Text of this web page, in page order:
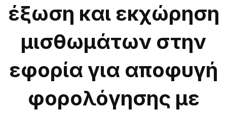
έξωση και εκχώρηση
μισθωμάτων στην
εφορία για αποφυγή
φορολόγησης με